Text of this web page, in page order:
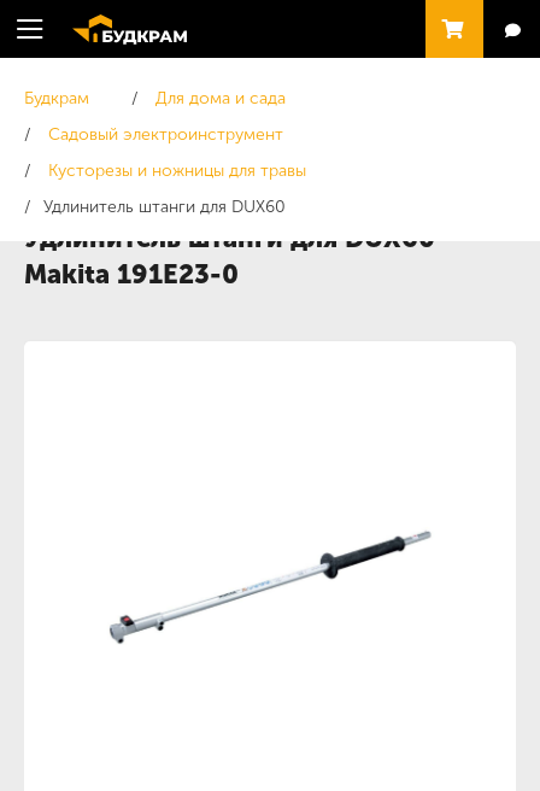
Будкрам
Для дома и сада
Садовый электроинструмент
Кусторезы и ножницы для травы
Удлинитель штанги для DUX60
Удлинитель штанги для DUX60
Makita 191E23-0